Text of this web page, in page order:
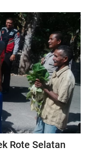
Rote Selatan